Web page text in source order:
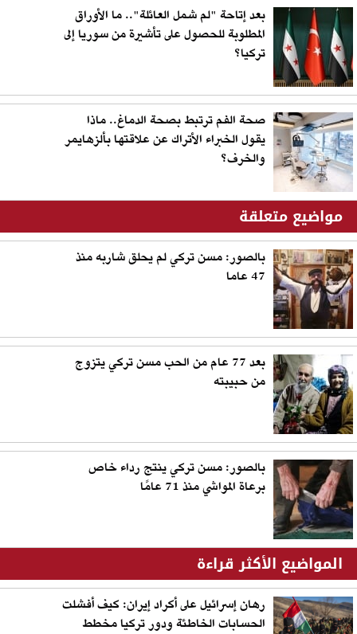
بعد إتاحة "لم شمل العائلة".. ما الأوراق
المطلوبة للحصول على تأشيرة من سوريا إلى
تركيا؟
صحة الفم ترتبط بصحة الدماغ.. ماذا
يقول الخبراء الأتراك عن علاقتها بألزهايمر
والخرف؟
مواضيع متعلقة
بالصور: مسن تركي لم يحلق شاربه منذ
47 عاما
بعد 77 عام من الحب مسن تركي يتزوج
من حبيبته
بالصور: مسن تركي ينتج رداء خاص
برعاة المواشي منذ 71 عامًا
المواضيع الأكثر قراءة
رهان إسرائيل على أكراد إيران: كيف أفشلت
الحسابات الخاطئة ودور تركيا مخطط